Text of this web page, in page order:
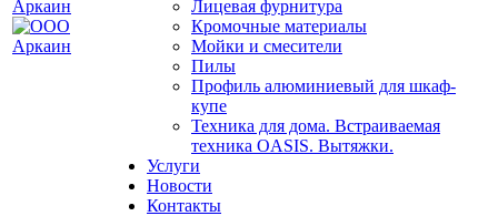
Лицевая фурнитура
Кромочные материалы
Мойки и смесители
Пилы
Профиль алюминиевый для шкаф-
купе
Техника для дома. Встраиваемая
техника OASIS. Вытяжки.
Услуги
Новости
Контакты